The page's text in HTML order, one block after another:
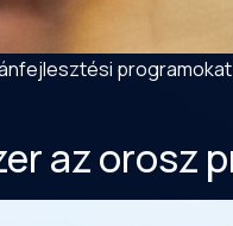
az orosz